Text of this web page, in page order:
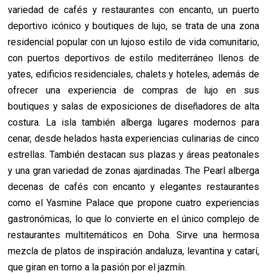
variedad de cafés y restaurantes con encanto, un puerto
deportivo icónico y boutiques de lujo, se trata de una zona
residencial popular con un lujoso estilo de vida comunitario,
con puertos deportivos de estilo mediterráneo llenos de
yates, edificios residenciales, chalets y hoteles, además de
ofrecer una experiencia de compras de lujo en sus
boutiques y salas de exposiciones de diseñadores de alta
costura. La isla también alberga lugares modernos para
cenar, desde helados hasta experiencias culinarias de cinco
estrellas. También destacan sus plazas y áreas peatonales
y una gran variedad de zonas ajardinadas. The Pearl alberga
decenas de cafés con encanto y elegantes restaurantes
como el Yasmine Palace que propone cuatro experiencias
gastronómicas, lo que lo convierte en el único complejo de
restaurantes multitemáticos en Doha. Sirve una hermosa
mezcla de platos de inspiración andaluza, levantina y catarí,
que giran en torno a la pasión por el jazmín.